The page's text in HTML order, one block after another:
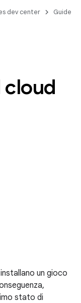
dev center Guide
cloud
un gioco
stato di